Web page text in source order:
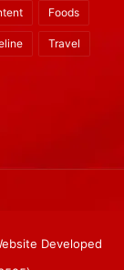
Foods
Travel
Developed